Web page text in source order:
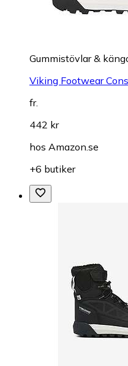
Gummistövlar &
Viking Footwear
fr.
442 kr
hos Amazon.se
+6 butiker